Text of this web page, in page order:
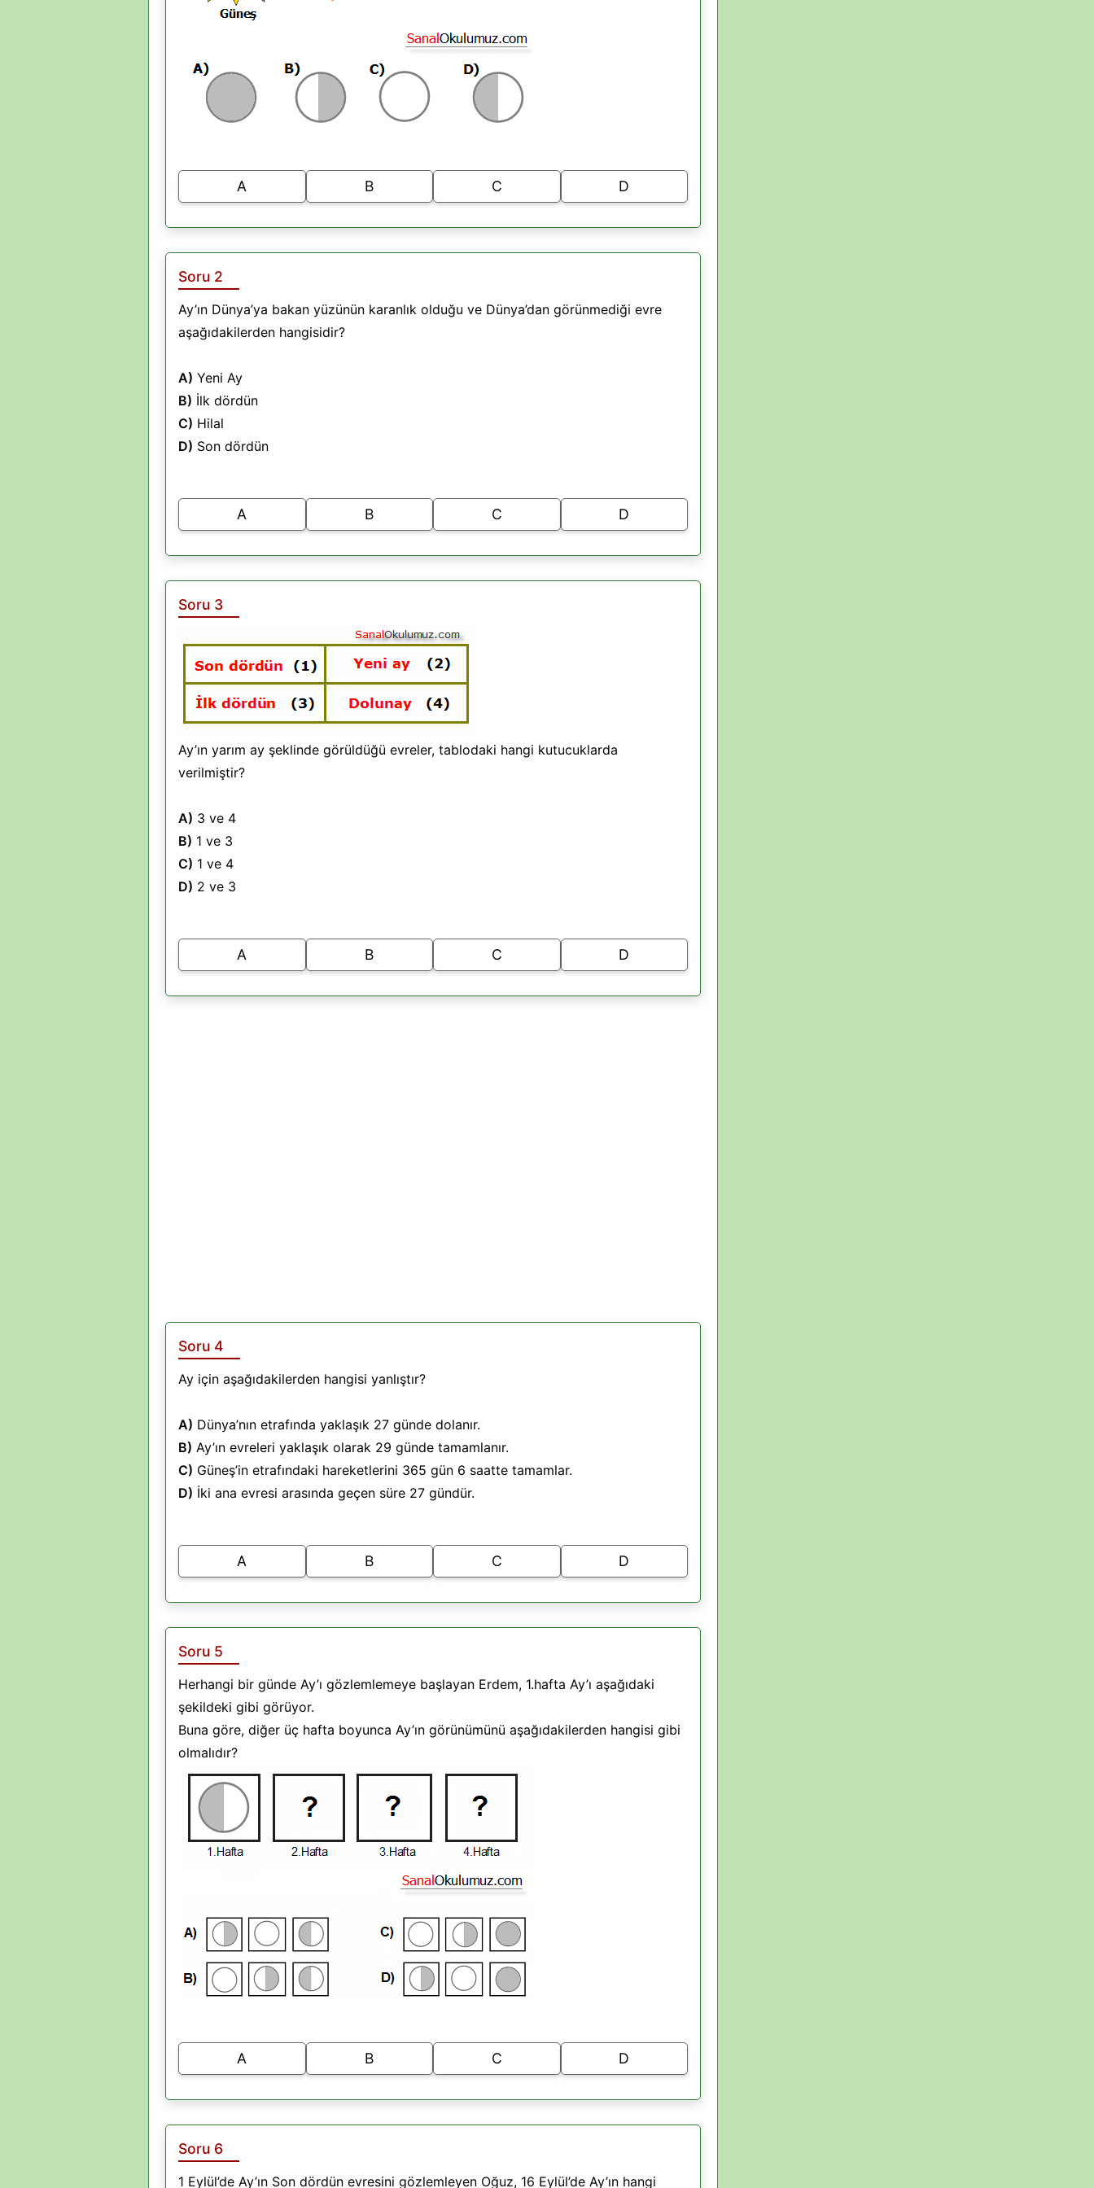
A B C D
Soru 2
Ay’ın Dünya’ya bakan yüzünün karanlık olduğu ve Dünya’dan görünmediği evre
aşağıdakilerden hangisidir?
A) Yeni Ay
B) İlk dördün
C) Hilal
D) Son dördün
A B C D
Soru 3
Ay’ın yarım ay şeklinde görüldüğü evreler, tablodaki hangi kutucuklarda
verilmiştir?
A) 3 ve 4
B) 1 ve 3
C) 1 ve 4
D) 2 ve 3
A B C D
Soru 4
Ay için aşağıdakilerden hangisi yanlıştır?
A) Dünya’nın etrafında yaklaşık 27 günde dolanır.
B) Ay’ın evreleri yaklaşık olarak 29 günde tamamlanır.
C) Güneş’in etrafındaki hareketlerini 365 gün 6 saatte tamamlar.
D) İki ana evresi arasında geçen süre 27 gündür.
A B C D
Soru 5
Herhangi bir günde Ay’ı gözlemlemeye başlayan Erdem, 1.hafta Ay’ı aşağıdaki
şekildeki gibi görüyor.
Buna göre, diğer üç hafta boyunca Ay’ın görünümünü aşağıdakilerden hangisi gibi
olmalıdır?
A B C D
Soru 6
1 Eylül’de Ay’ın Son dördün evresini gözlemleyen Oğuz, 16 Eylül’de Ay’ın hangi